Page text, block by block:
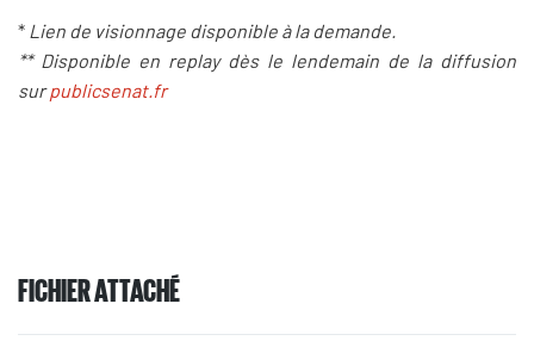
* Lien de visionnage disponible à la demande.
** Disponible en replay dès le lendemain de la diffusion
surpublicsenat.fr
FICHIER ATTACHÉ